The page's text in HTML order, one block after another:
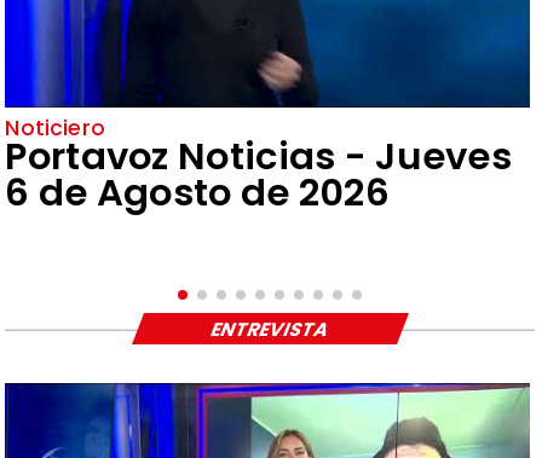
Noticiero
Portavoz Noticias - Jueves
6 de Agosto de 2026
ENTREVISTA